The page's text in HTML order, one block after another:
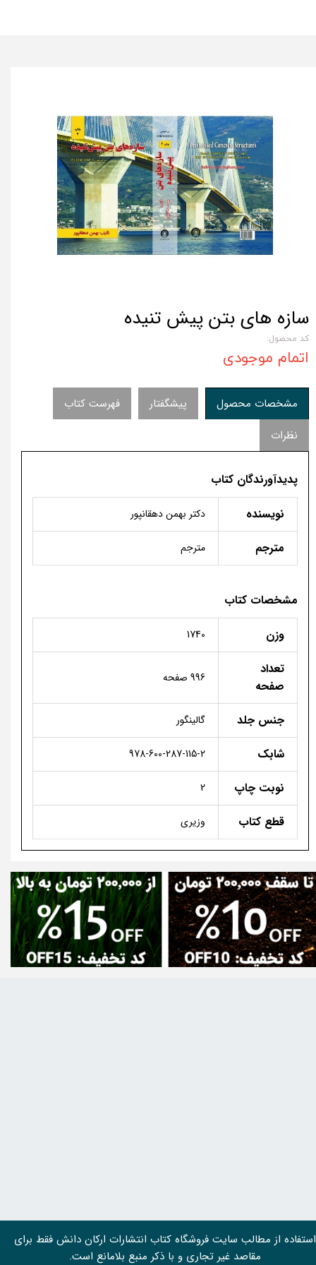
سازه های بتن پیش تنیده
کد محصول:
اتمام موجودی
مشخصات محصول پیشگفتار
فهرست کتاب
نظرات
پدیدآورندگان کتاب
نویسنده
دکتر بهمن دهقانپور
مترجم مترجم
مشخصات کتاب
وزن
1740
تعداد
صفحه
996 صفحه
جنس جلد گالینگور
شابک 978-600-287-115-2
نوبت چاپ 2
قطع کتاب وزیری
استفاده از مطالب سايت فروشگاه کتاب انتشارات ارکان دانش فقط برای
مقاصد غیر تجاری و با ذکر منبع بلامانع است.